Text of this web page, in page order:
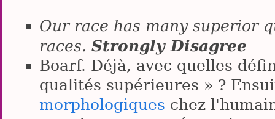
Our race has many superior
races. Strongly Disagree
Boarf. Déjà, avec quelles
qualités supérieures » ?
morphologiques chez